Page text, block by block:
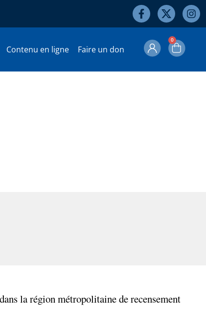
Contenu en ligne Faire un don
0
la région métropolitaine de recensement